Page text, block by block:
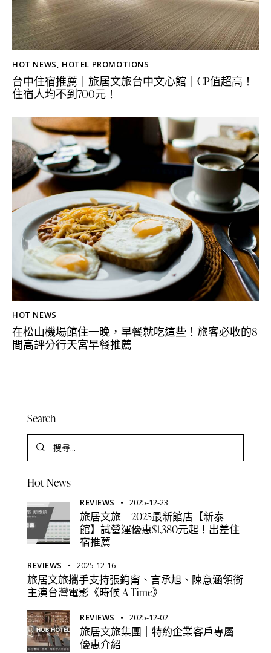
HOT NEWS, HOTEL PROMOTIONS
台中住宿推薦｜旅居文旅台中文心館｜CP值超高！
住宿人均不到700元！
HOT NEWS
在松山機場館住一晚，早餐就吃這些！旅客必收的8
間高評分行天宮早餐推薦
Search
Hot News
REVIEWS 2025-12-23
旅居文旅｜2025最新館店【新泰
館】試營運優惠$1,380元起！出差住
宿推薦
REVIEWS 2025-12-16
旅居文旅攜手支持張鈞甯、言承旭、陳意涵領銜
主演台灣電影《時候 A Time》
REVIEWS 2025-12-02
旅居文旅集團｜特約企業客戶專屬
優惠介紹